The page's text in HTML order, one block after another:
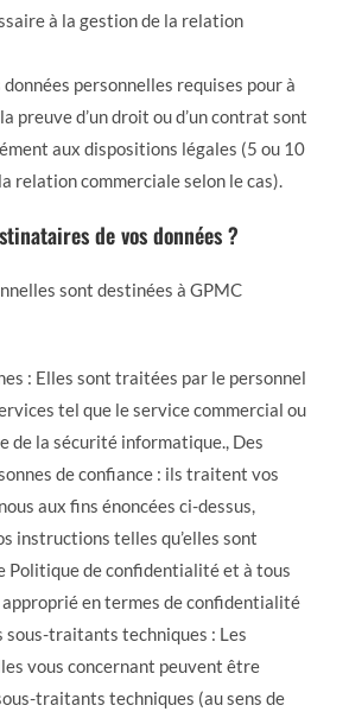
à la gestion de la relation
personnelles requises pour à
preuve d’un droit ou d’un contrat sont
aux dispositions légales (5 ou 10
relation commerciale selon le cas).
de vos données ?
sont destinées à GPMC
: Elles sont traitées par le personnel
tel que le service commercial ou
de la sécurité informatique., Des
de confiance : ils traitent vos
aux fins énoncées ci-dessus,
instructions telles qu’elles sont
Politique de confidentialité et à tous
approprié en termes de confidentialité
sous-traitants techniques : Les
vous concernant peuvent être
traitants techniques (au sens de